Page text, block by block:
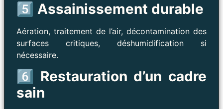
5️⃣ Assainissement durable
Aération, traitement de l’air, décontamination des
surfaces critiques, déshumidification si
nécessaire.
6️⃣ Restauration d’un cadre
sain